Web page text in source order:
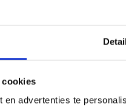
cookies
advertenties te